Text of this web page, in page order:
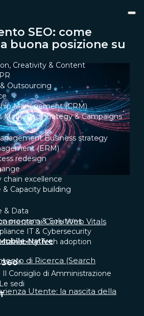
Creativity & Content
Outsourcing
Management (CRM)
Marketing strategy & Campaigns
Business strategy
(ERM)
redesign
chain excellence
& Capacity building
& Data
program & Solutions
IT & Cybersecurity
Tech adoption
360°
Il Consiglio di Amministrazione
Le sedi
SEO: come
buona posizione su
ai Core Web Vitals
Native
di Ricerca (Search
Utente: la nascita della